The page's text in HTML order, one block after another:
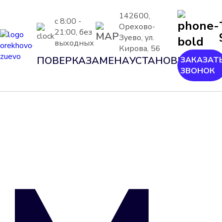
с 8:00 -
21:00, без
выходных
142600,
Орехово-
Зуево, ул.
Кирова, 56
ПОВЕРКАЗАМЕНАУСТАНОВКАШЕФ-
ЗВОНОК